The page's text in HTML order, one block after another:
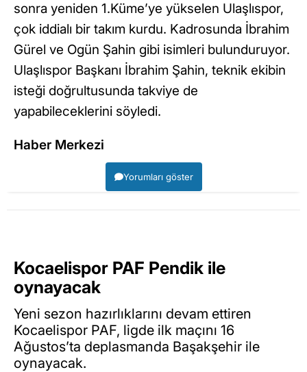
sonra yeniden 1.Küme’ye yükselen Ulaşlıspor,
çok iddialı bir takım kurdu. Kadrosunda İbrahim
Gürel ve Ogün Şahin gibi isimleri bulunduruyor.
Ulaşlıspor Başkanı İbrahim Şahin, teknik ekibin
isteği doğrultusunda takviye de
yapabileceklerini söyledi.
Haber Merkezi
Yorumları göster
Kocaelispor PAF Pendik ile
oynayacak
Yeni sezon hazırlıklarını devam ettiren
Kocaelispor PAF, ligde ilk maçını 16
Ağustos’ta deplasmanda Başakşehir ile
oynayacak.